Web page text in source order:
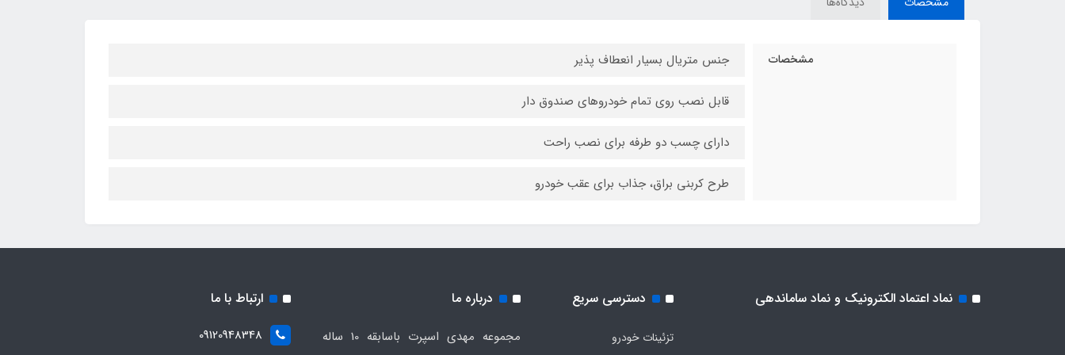
مشخصات جنس متریال بسیار انعطاف پذیر
قابل نصب روی تمام خودروهای صندوق دار
دارای چسب دو طرفه برای نصب راحت
طرح کربنی براق، جذاب برای عقب خودرو
نماد اعتماد الکترونیک و نماد ساماندهی دسترسی سریع
تزئینات خودرو
درباره ما
مجموعه مهدی اسپرت باسابقه 10 ساله
ارتباط با ما
09120948348